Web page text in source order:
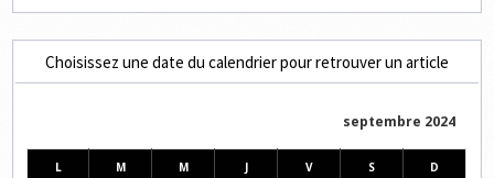
Choisissez une date du calendrier pour retrouver un article
septembre 2024
L M M J V S D